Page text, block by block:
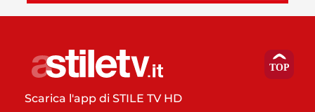
Scarica l'app di STILE TV HD